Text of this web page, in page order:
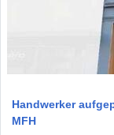
Handwerker
MFH